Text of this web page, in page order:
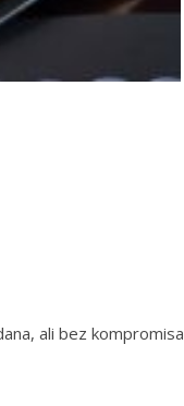
ali bez kompromisa